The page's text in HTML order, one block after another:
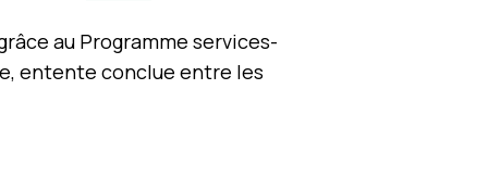
au Programme services-
entente conclue entre les